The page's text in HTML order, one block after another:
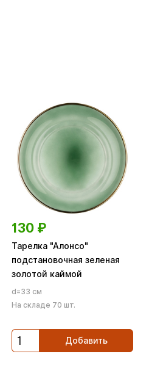
130 ₽
Тарелка "Алонсо"
подстановочная зеленая
золотой каймой
d=33 см
На складе 70 шт.
Добавить